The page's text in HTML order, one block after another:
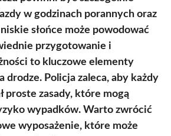
w godzinach porannych oraz
słońce może powodować
przygotowanie i
to kluczowe elementy
drodze. Policja zaleca, aby każdy
proste zasady, które mogą
wypadków. Warto zwrócić
wyposażenie, które może